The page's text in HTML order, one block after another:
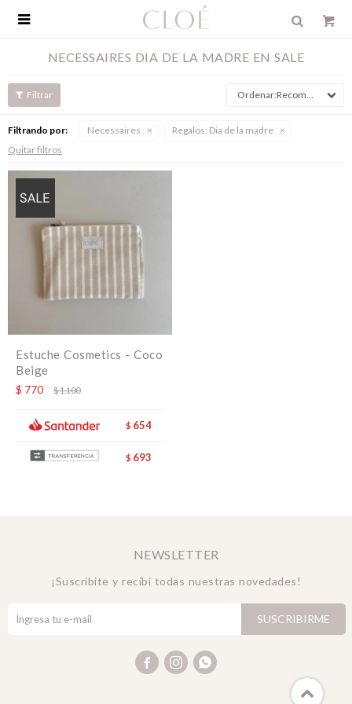

NECESSAIRES DIA DE LA MADRE EN SALE
Recomendados
Filtrando por: Necessaires Regalos: Dia de la madre
Quitar filtros
Estuche Cosmetics - Coco
Beige
$ 770 $1.100
$ 654
$ 693
NEWSLETTER
¡Suscribite y recibí todas nuestras novedades!
SUSCRIBIRME
  